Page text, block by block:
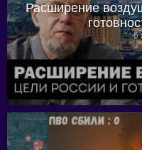
Расширение
6